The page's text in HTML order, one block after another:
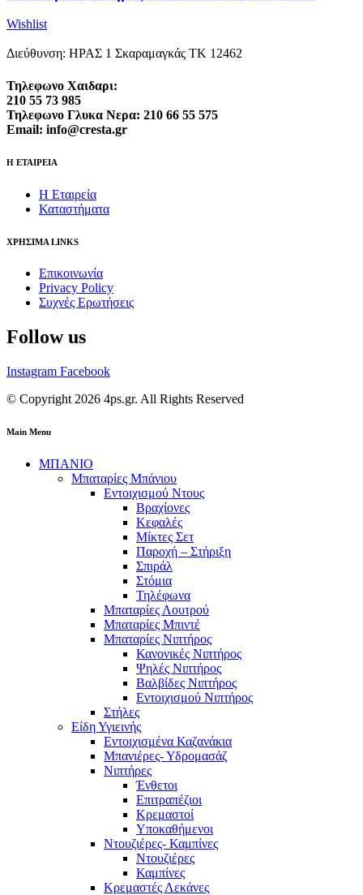
Wishlist
Διεύθυνση: ΗΡΑΣ 1 Σκαραμαγκάς ΤΚ 12462
Τηλεφωνο Χαιδαρι:
210 55 73 985
Τηλεφωνο Γλυκα Νερα: 210 66 55 575
Email: info@cresta.gr
Η ΕΤΑΙΡΕΙΑ
Η Εταιρεία
Καταστήματα
ΧΡΗΣΙΜΑ LINKS
Επικοινωνία
Privacy Policy
Συχνές Ερωτήσεις
Follow us
Instagram Facebook
© Copyright 2026 4ps.gr. All Rights Reserved
Main Menu
ΜΠΑΝΙΟ
Μπαταρίες Μπάνιου
Εντοιχισμού Ντους
Βραχίονες
Κεφαλές
Μίκτες Σετ
Παροχή – Στήριξη
Σπιράλ
Στόμια
Τηλέφωνα
Μπαταρίες Λουτρού
Μπαταρίες Μπιντέ
Μπαταρίες Νιπτήρος
Κανονικές Νιπτήρος
Ψηλές Νιπτήρος
Βαλβίδες Νιπτήρος
Εντοιχισμού Νιπτήρος
Στήλες
Είδη Υγιεινής
Εντοιχισμένα Καζανάκια
Μπανιέρες- Υδρομασάζ
Νιπτήρες
Ένθετοι
Επιτραπέζιοι
Κρεμαστοί
Υποκαθήμενοι
Ντουζιέρες- Καμπίνες
Ντουζιέρες
Καμπίνες
Κρεμαστές Λεκάνες